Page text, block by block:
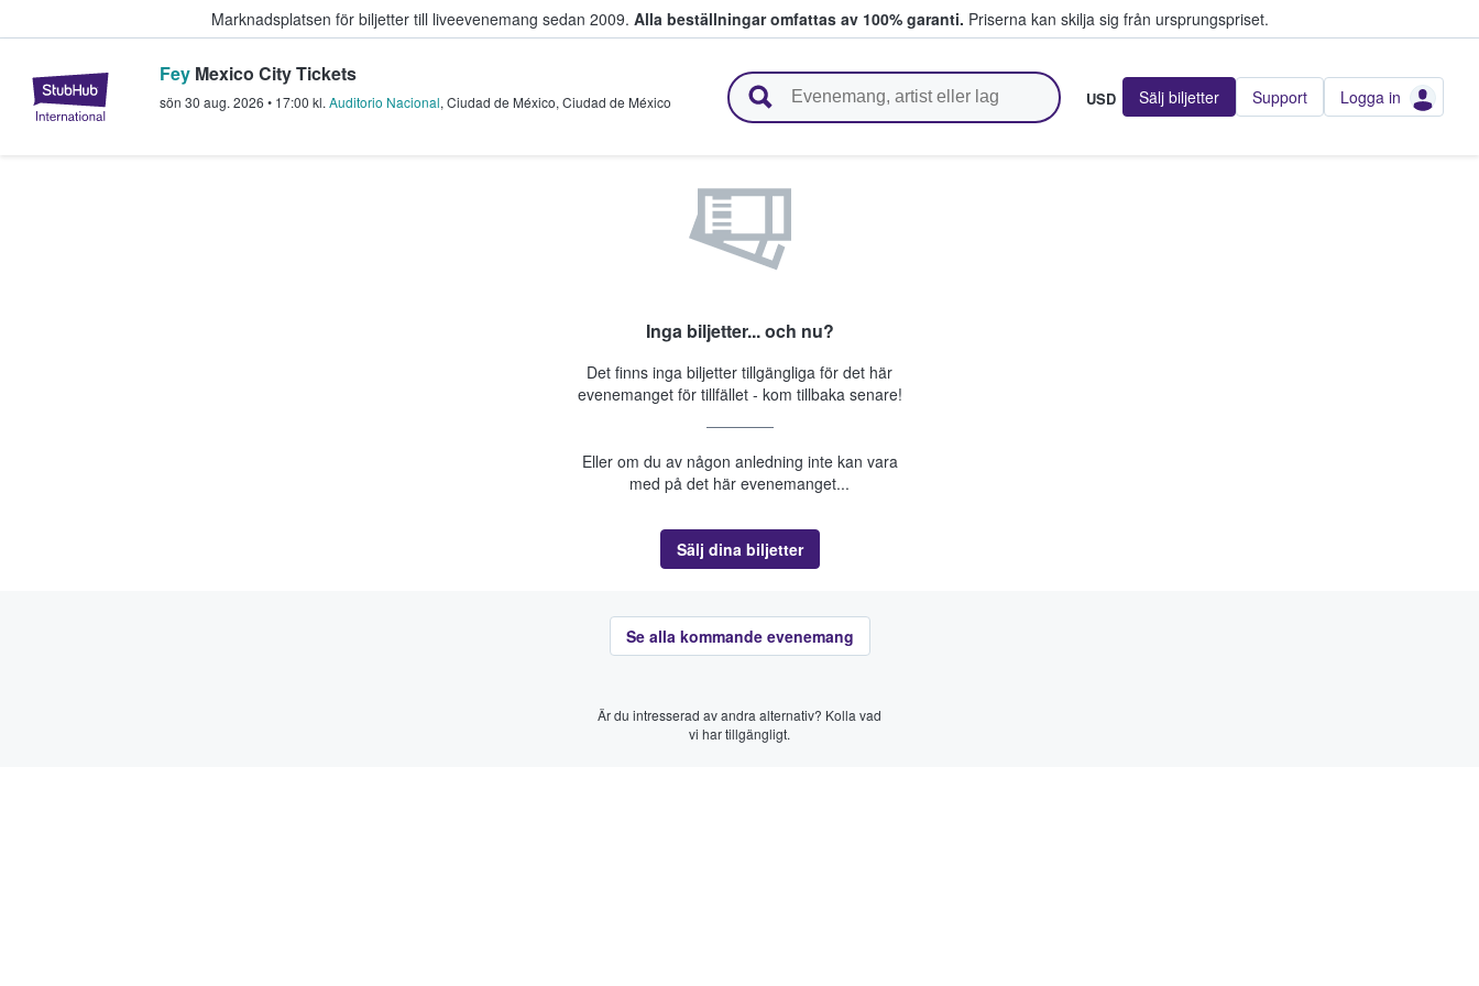
Marknadsplatsen för biljetter till liveevenemang sedan 2009. Alla beställningar omfattas av 100% garanti. Priserna kan skilja sig från ursprungspriset.
StubHub – där fans köper och säljer biljetter.
Fey Mexico City Tickets
sön 30 aug. 2026 • 17:00 kl. Auditorio Nacional, Ciudad de México, Ciudad de México USD Sälj biljetter Support Logga in
Inga biljetter... och nu?
Det finns inga biljetter tillgängliga för det här
evenemanget för tillfället - kom tillbaka senare!
Eller om du av någon anledning inte kan vara
med på det här evenemanget...
Sälj dina biljetter
Se alla kommande evenemang
Är du intresserad av andra alternativ? Kolla vad
vi har tillgängligt.